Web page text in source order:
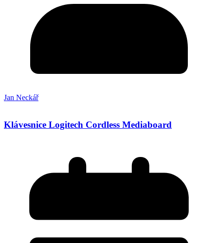
Jan Neckář
Klávesnice Logitech Cordless Mediaboard